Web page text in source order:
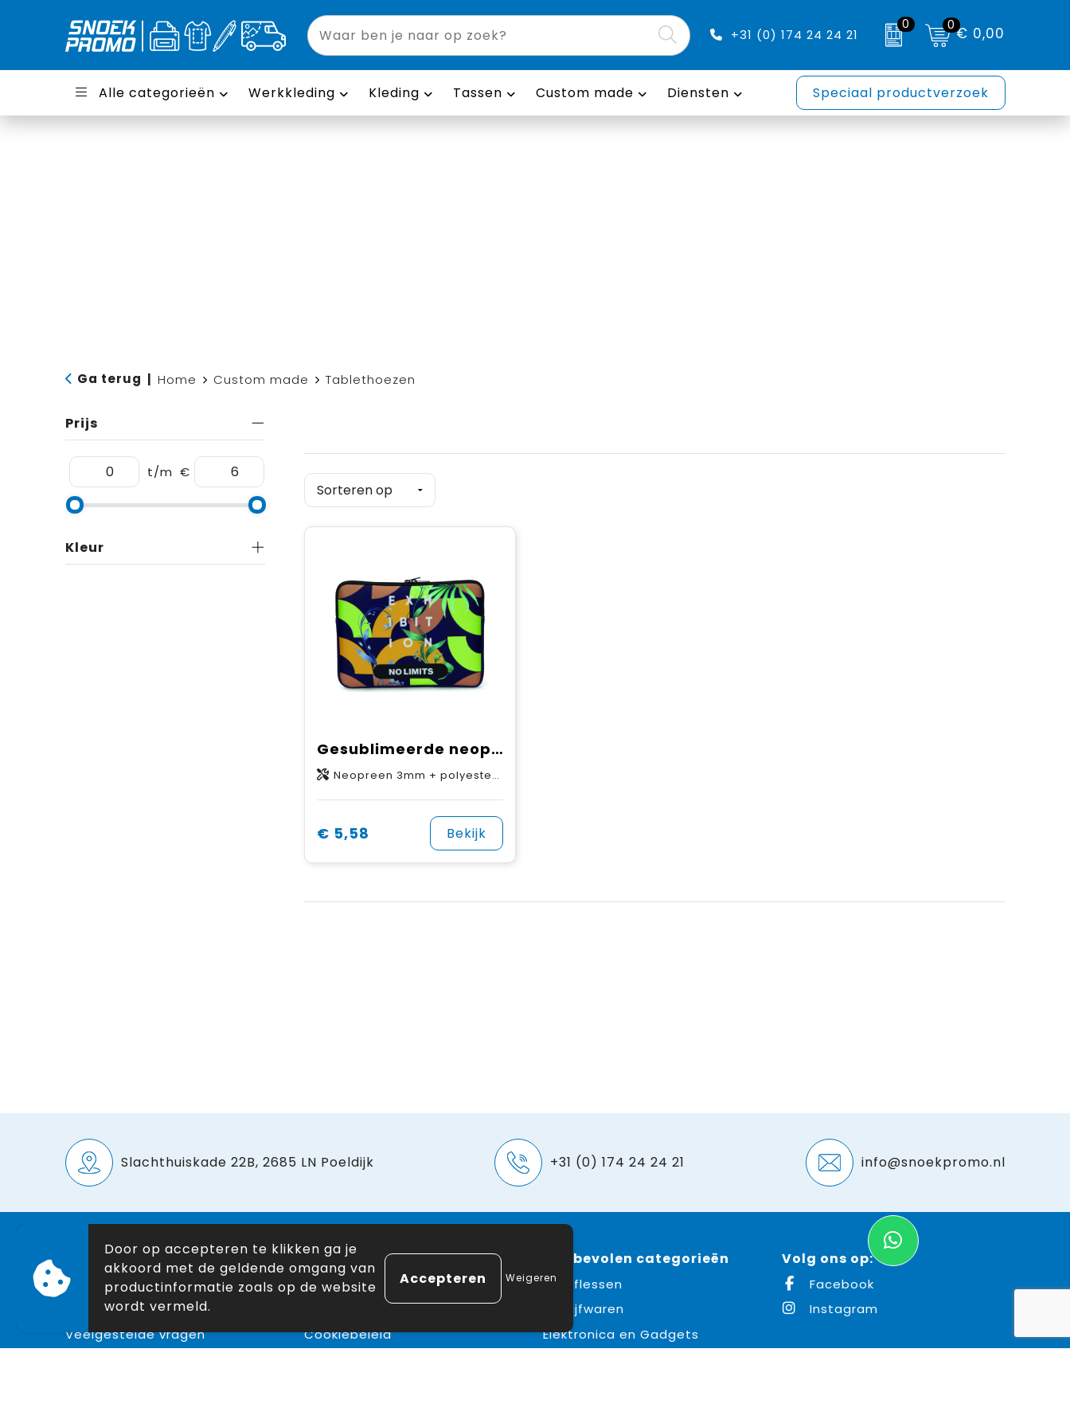
+31 (0) 174 24 24 21
0 0€ 0,00
Alle categorieën Werkkleding Kleding Tassen Custom made Diensten Speciaal productverzoek
Ga terug Home Custom made Tablethoezen
Prijs
t/m €
Kleur
Gesublimeerde neopreen tablethoes met rits
Neopreen 3mm + polyester schelpstof
€ 5,58 Bekijk
Slachthuiskade 22B, 2685 LN Poeldijk +31 (0) 174 24 24 21 info@snoekpromo.nl
Klantenservice
Nieuwsbrief
Contact
Veelgestelde vragen
Veilig winkelen
Algemene voorwaarden
Privacyverklaring
Cookiebeleid
Aanbevolen categorieën
Drinkflessen
Schrijfwaren
Elektronica en Gadgets
Volg ons op:
Facebook
Instagram
Door op accepteren te klikken ga je
akkoord met de geldende omgang van
productinformatie zoals op de website
wordt vermeld.
Weigeren